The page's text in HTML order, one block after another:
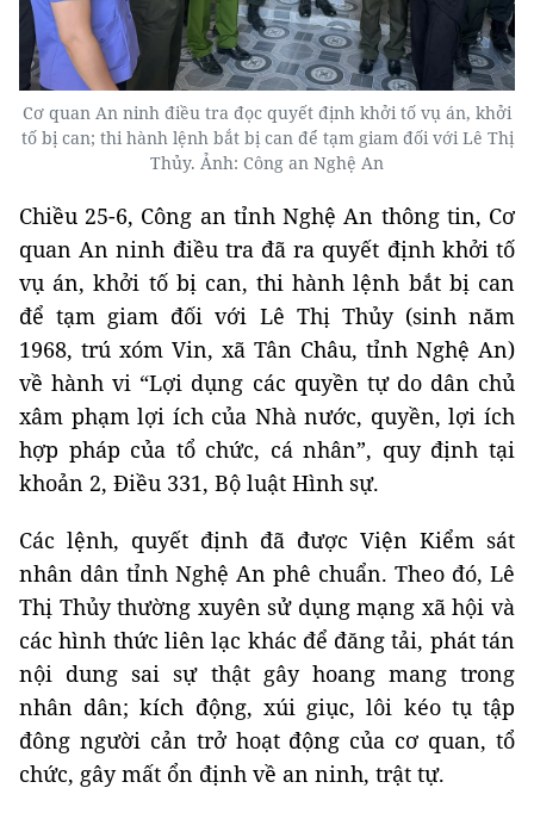
Cơ quan An ninh điều tra đọc quyết định khởi tố vụ án, khởi
tố bị can; thi hành lệnh bắt bị can để tạm giam đối với Lê Thị
Thủy. Ảnh: Công an Nghệ An
Chiều 25-6, Công an tỉnh Nghệ An thông tin, Cơ
quan An ninh điều tra đã ra quyết định khởi tố
vụ án, khởi tố bị can, thi hành lệnh bắt bị can
để tạm giam đối với Lê Thị Thủy (sinh năm
1968, trú xóm Vin, xã Tân Châu, tỉnh Nghệ An)
về hành vi “Lợi dụng các quyền tự do dân chủ
xâm phạm lợi ích của Nhà nước, quyền, lợi ích
hợp pháp của tổ chức, cá nhân”, quy định tại
khoản 2, Điều 331, Bộ luật Hình sự.
Các lệnh, quyết định đã được Viện Kiểm sát
nhân dân tỉnh Nghệ An phê chuẩn. Theo đó, Lê
Thị Thủy thường xuyên sử dụng mạng xã hội và
các hình thức liên lạc khác để đăng tải, phát tán
nội dung sai sự thật gây hoang mang trong
nhân dân; kích động, xúi giục, lôi kéo tụ tập
đông người cản trở hoạt động của cơ quan, tổ
chức, gây mất ổn định về an ninh, trật tự.